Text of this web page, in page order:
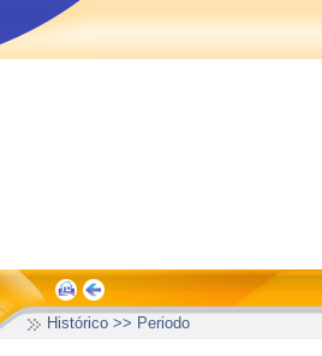
Histórico >> Periodo